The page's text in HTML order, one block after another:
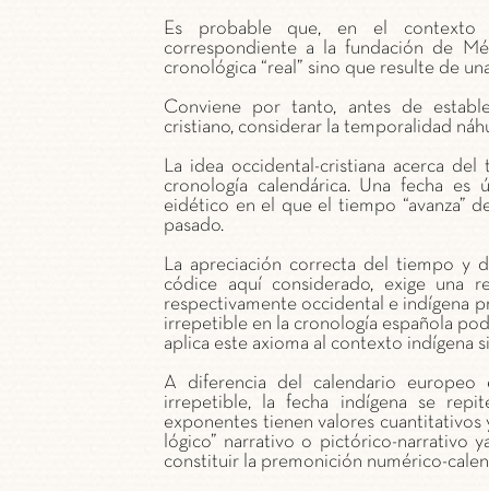
Es probable que, en el contexto
correspondiente a la fundación de
cronológica “real” sino que resulte de
Conviene por tanto, antes de
cristiano, considerar la temporalidad
La idea occidental-cristiana acerca
cronología calendárica. Una fecha
eidético en el que el tiempo “avanza”
pasado.
La apreciación correcta del tiempo y
códice aquí considerado, exige una
respectivamente occidental e indígena
irrepetible en la cronología española
aplica este axioma al contexto indígena
A diferencia del calendario
irrepetible, la fecha indígena se
exponentes tienen valores
lógico” narrativo o pictórico-narrativo
constituir la premonición numérico-